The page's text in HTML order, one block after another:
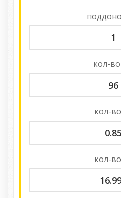
кол-во
кол-во
кол-во